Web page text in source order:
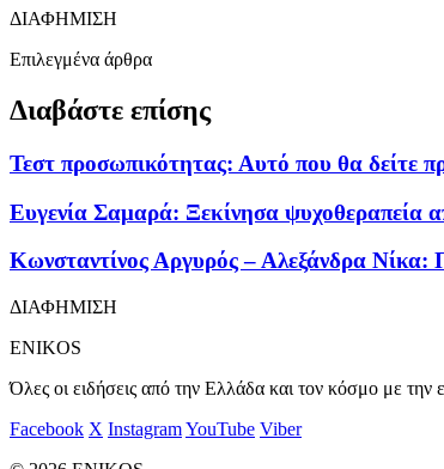
ΔΙΑΦΗΜΙΣΗ
Επιλεγμένα άρθρα
Διαβάστε επίσης
Τεστ προσωπικότητας: Αυτό που θα δείτε
Ευγενία Σαμαρά: Ξεκίνησα ψυχοθεραπεία
Κωνσταντίνος Αργυρός – Αλεξάνδρα Νίκα:
ΔΙΑΦΗΜΙΣΗ
ENIKOS
Όλες οι ειδήσεις από την Ελλάδα και τον κόσμο με την
Facebook X InstagramYouTube Viber